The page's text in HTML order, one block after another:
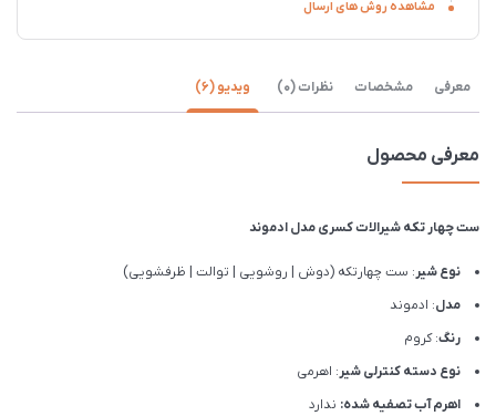
مشاهده روش های ارسال
معرفی مشخصات نظرات (0) ویدیو (6)
معرفی محصول
ست چهار تکه شیرالات کسری مدل ادموند
نوع شیر: ست چهارتکه (دوش | روشویی | توالت | ظرفشویی)
مدل: ادموند
رنگ: کروم
نوع دسته کنترلی شیر: اهرمی
اهرم آب تصفیه شده: ندارد